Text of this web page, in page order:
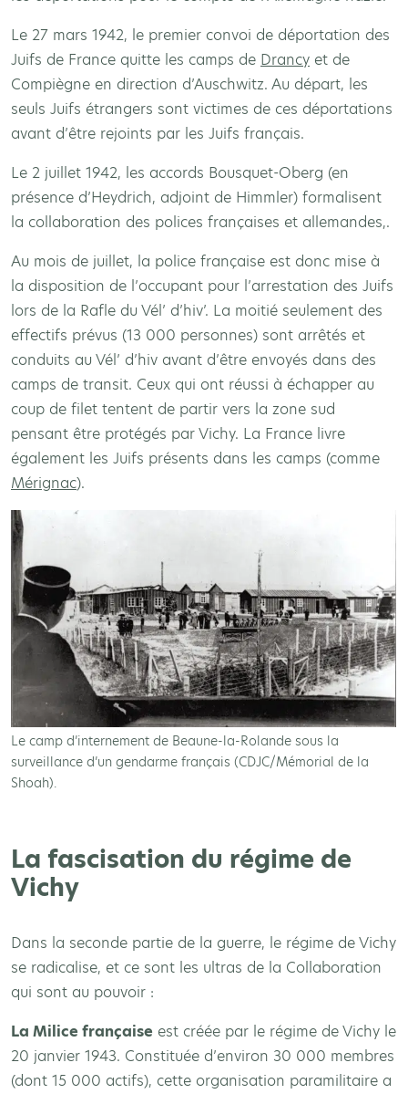
Le 27 mars 1942, le premier convoi de déportation des
Juifs de France quitte les camps de Drancy et de
Compiègne en direction d’Auschwitz. Au départ, les
seuls Juifs étrangers sont victimes de ces déportations
avant d’être rejoints par les Juifs français.
Le 2 juillet 1942, les accords Bousquet-Oberg (en
présence d’Heydrich, adjoint de Himmler) formalisent
la collaboration des polices françaises et allemandes,.
Au mois de juillet, la police française est donc mise à
la disposition de l’occupant pour l’arrestation des Juifs
lors de la Rafle du Vél’ d’hiv’. La moitié seulement des
effectifs prévus (13 000 personnes) sont arrêtés et
conduits au Vél’ d’hiv avant d’être envoyés dans des
camps de transit. Ceux qui ont réussi à échapper au
coup de filet tentent de partir vers la zone sud
pensant être protégés par Vichy. La France livre
également les Juifs présents dans les camps (comme
Mérignac).
Le camp d’internement de Beaune-la-Rolande sous la
surveillance d’un gendarme français (CDJC/Mémorial de la
Shoah).
La fascisation du régime de
Vichy
Dans la seconde partie de la guerre, le régime de Vichy
se radicalise, et ce sont les ultras de la Collaboration
qui sont au pouvoir :
La Milice française est créée par le régime de Vichy le
20 janvier 1943. Constituée d’environ 30 000 membres
(dont 15 000 actifs), cette organisation paramilitaire a